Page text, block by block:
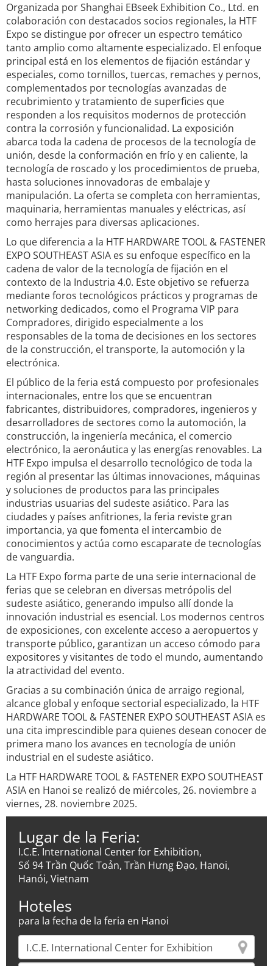
Organizada por Shanghai EBseek Exhibition Co., Ltd. en
colaboración con destacados socios regionales, la HTF
Expo se distingue por ofrecer un espectro temático
tanto amplio como altamente especializado. El enfoque
principal está en los elementos de fijación estándar y
especiales, como tornillos, tuercas, remaches y pernos,
complementados por tecnologías avanzadas de
recubrimiento y tratamiento de superficies que
responden a los requisitos modernos de protección
contra la corrosión y funcionalidad. La exposición
abarca toda la cadena de procesos de la tecnología de
unión, desde la conformación en frío y en caliente, la
tecnología de roscado y los procedimientos de prueba,
hasta soluciones innovadoras de embalaje y
manipulación. La oferta se completa con herramientas,
maquinaria, herramientas manuales y eléctricas, así
como herrajes para diversas aplicaciones.
Lo que diferencia a la HTF HARDWARE TOOL & FASTENER
EXPO SOUTHEAST ASIA es su enfoque específico en la
cadena de valor de la tecnología de fijación en el
contexto de la Industria 4.0. Este objetivo se refuerza
mediante foros tecnológicos prácticos y programas de
networking dedicados, como el Programa VIP para
Compradores, dirigido especialmente a los
responsables de la toma de decisiones en los sectores
de la construcción, el transporte, la automoción y la
electrónica.
El público de la feria está compuesto por profesionales
internacionales, entre los que se encuentran
fabricantes, distribuidores, compradores, ingenieros y
desarrolladores de sectores como la automoción, la
construcción, la ingeniería mecánica, el comercio
electrónico, la aeronáutica y las energías renovables. La
HTF Expo impulsa el desarrollo tecnológico de toda la
región al presentar las últimas innovaciones, máquinas
y soluciones de productos para las principales
industrias usuarias del sudeste asiático. Para las
ciudades y países anfitriones, la feria reviste gran
importancia, ya que fomenta el intercambio de
conocimientos y actúa como escaparate de tecnologías
de vanguardia.
La HTF Expo forma parte de una serie internacional de
ferias que se celebran en diversas metrópolis del
sudeste asiático, generando impulso allí donde la
innovación industrial es esencial. Los modernos centros
de exposiciones, con excelente acceso a aeropuertos y
transporte público, garantizan un acceso cómodo para
expositores y visitantes de todo el mundo, aumentando
la atractividad del evento.
Gracias a su combinación única de arraigo regional,
alcance global y enfoque sectorial especializado, la HTF
HARDWARE TOOL & FASTENER EXPO SOUTHEAST ASIA es
una cita imprescindible para quienes desean conocer de
primera mano los avances en tecnología de unión
industrial en el sudeste asiático.
La HTF HARDWARE TOOL & FASTENER EXPO SOUTHEAST
ASIA en Hanoi se realizó de miércoles, 26. noviembre a
viernes, 28. noviembre 2025.
Lugar de la Feria:
I.C.E. International Center for Exhibition,
Số 94 Trần Quốc Toản, Trần Hưng Đạo, Hanoi,
Hanói, Vietnam
Hoteles
para la fecha de la feria en Hanoi